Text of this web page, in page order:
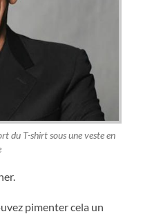
du T-shirt sous une veste en
pimenter cela un